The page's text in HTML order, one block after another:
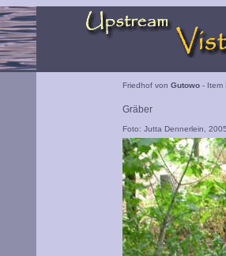
Friedhof von Gutowo - Item
Gräber
Foto: Jutta Dennerlein,